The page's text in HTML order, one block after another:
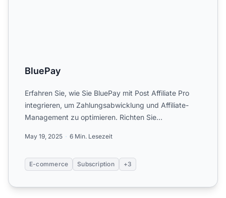
BluePay
Erfahren Sie, wie Sie BluePay mit Post Affiliate Pro
integrieren, um Zahlungsabwicklung und Affiliate-
Management zu optimieren. Richten Sie
May 19, 2025 6 Min. Lesezeit
E-commerce Subscription +3